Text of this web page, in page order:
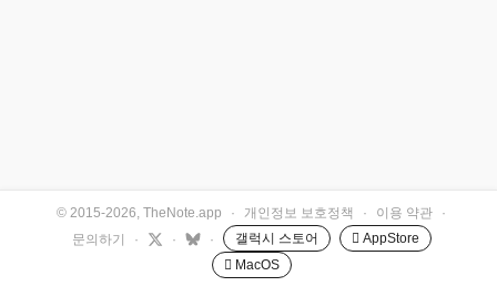
© 2015-2026, TheNote.app · 개인정보 보호정책 · 이용 약관
·
문의하기
· · · 갤럭시 스토어
 AppStore
 MacOS